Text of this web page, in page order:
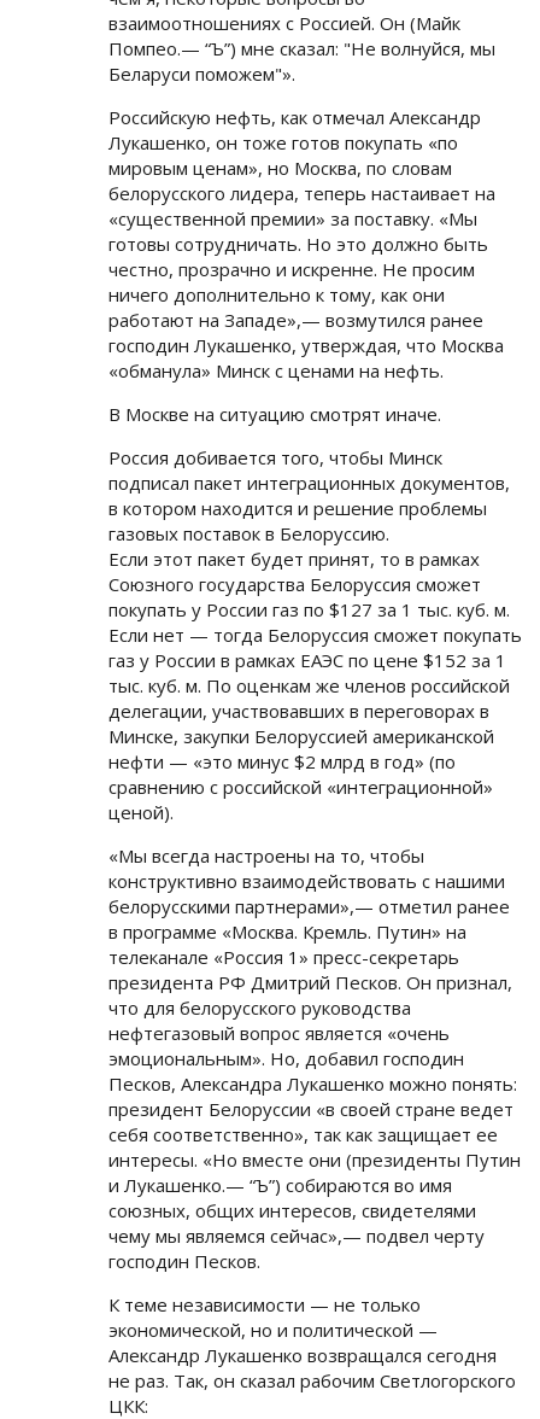
взаимоотношениях с Россией. Он (Майк
Помпео.— “Ъ”) мне сказал: "Не волнуйся, мы
Беларуси поможем"».
Российскую нефть, как отмечал Александр
Лукашенко, он тоже готов покупать «по
мировым ценам», но Москва, по словам
белорусского лидера, теперь настаивает на
«существенной премии» за поставку. «Мы
готовы сотрудничать. Но это должно быть
честно, прозрачно и искренне. Не просим
ничего дополнительно к тому, как они
работают на Западе»,— возмутился ранее
господин Лукашенко, утверждая, что Москва
«обманула» Минск с ценами на нефть.
В Москве на ситуацию смотрят иначе.
Россия добивается того, чтобы Минск
подписал пакет интеграционных документов,
в котором находится и решение проблемы
газовых поставок в Белоруссию.
Если этот пакет будет принят, то в рамках
Союзного государства Белоруссия сможет
покупать у России газ по $127 за 1 тыс. куб. м.
Если нет — тогда Белоруссия сможет покупать
газ у России в рамках ЕАЭС по цене $152 за 1
тыс. куб. м. По оценкам же членов российской
делегации, участвовавших в переговорах в
Минске, закупки Белоруссией американской
нефти — «это минус $2 млрд в год» (по
сравнению с российской «интеграционной»
ценой).
«Мы всегда настроены на то, чтобы
конструктивно взаимодействовать с нашими
белорусскими партнерами»,— отметил ранее
в программе «Москва. Кремль. Путин» на
телеканале «Россия 1» пресс-секретарь
президента РФ Дмитрий Песков. Он признал,
что для белорусского руководства
нефтегазовый вопрос является «очень
эмоциональным». Но, добавил господин
Песков, Александра Лукашенко можно понять:
президент Белоруссии «в своей стране ведет
себя соответственно», так как защищает ее
интересы. «Но вместе они (президенты Путин
и Лукашенко.— “Ъ”) собираются во имя
союзных, общих интересов, свидетелями
чему мы являемся сейчас»,— подвел черту
господин Песков.
К теме независимости — не только
экономической, но и политической —
Александр Лукашенко возвращался сегодня
не раз. Так, он сказал рабочим Светлогорского
ЦКК: